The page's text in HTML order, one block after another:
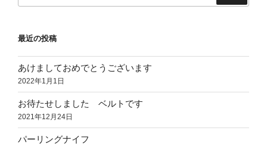
最近の投稿
あけましておめでとうございます
2022年1月1日
お待たせしました ベルトです
2021年12月24日
パーリングナイフ